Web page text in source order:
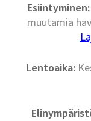
Esiintyminen:
muutamia
Lentoaika: